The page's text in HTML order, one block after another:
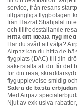
service, från resans
tillgängliga flygbolagen
från Hazrat Shahjalal
och tillfredsställande
Hitta ditt ideala flyg
Har du svårt att välja?
Airpaz kan du hitta de
flygplats (DAC) till din
säkerställa att du får det
för din resa,
flygupplevelse smidig
Säkra de bästa
Med Airpaz
Njut av exklusiva